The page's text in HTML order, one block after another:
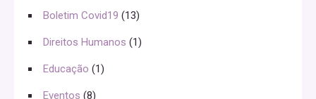
Boletim Covid19 (13)
Direitos Humanos (1)
Educação (1)
Eventos (8)